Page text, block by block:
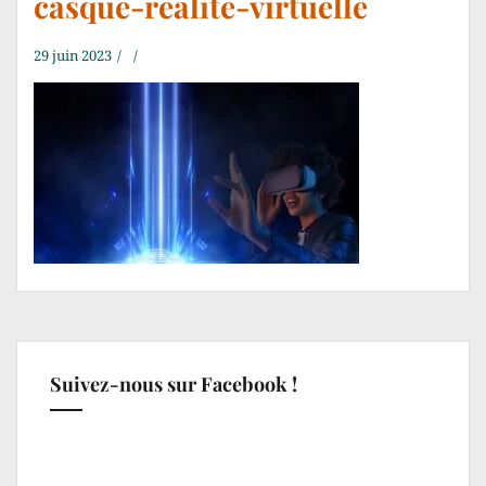
29 juin 2023
Suivez-nous sur Facebook !